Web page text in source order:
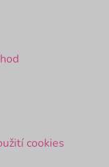
cookies